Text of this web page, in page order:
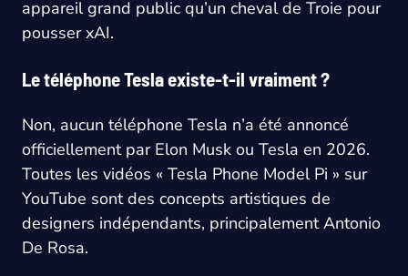
appareil grand public qu’un cheval de Troie pour
pousser xAI.
Le téléphone Tesla existe-t-il vraiment ?
Non, aucun téléphone Tesla n’a été annoncé
officiellement par Elon Musk ou Tesla en 2026.
Toutes les vidéos « Tesla Phone Model Pi » sur
YouTube sont des concepts artistiques de
designers indépendants, principalement Antonio
De Rosa.